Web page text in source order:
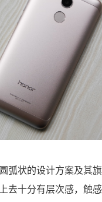
弧状的设计方案及其
去十分有层次感，触